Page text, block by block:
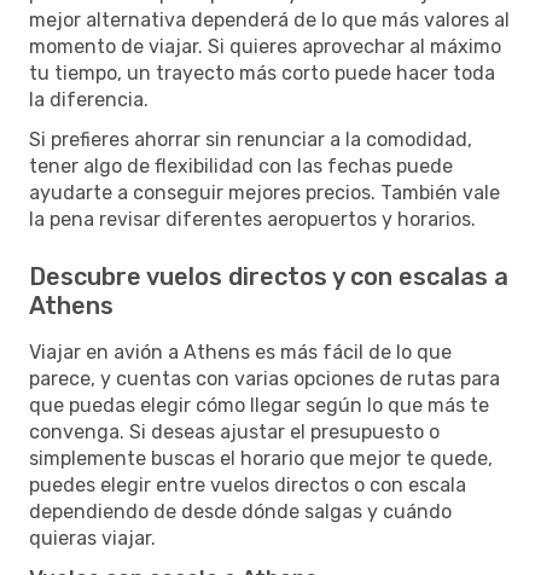
mejor alternativa dependerá de lo que más valores al
momento de viajar. Si quieres aprovechar al máximo
tu tiempo, un trayecto más corto puede hacer toda
la diferencia.
Si prefieres ahorrar sin renunciar a la comodidad,
tener algo de flexibilidad con las fechas puede
ayudarte a conseguir mejores precios. También vale
la pena revisar diferentes aeropuertos y horarios.
Descubre vuelos directos y con escalas a
Athens
Viajar en avión a Athens es más fácil de lo que
parece, y cuentas con varias opciones de rutas para
que puedas elegir cómo llegar según lo que más te
convenga. Si deseas ajustar el presupuesto o
simplemente buscas el horario que mejor te quede,
puedes elegir entre vuelos directos o con escala
dependiendo de desde dónde salgas y cuándo
quieras viajar.